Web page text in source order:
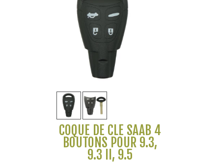
COQUE DE CLÉ SAAB 4
BOUTONS POUR 9.3,
9.3 II, 9.5